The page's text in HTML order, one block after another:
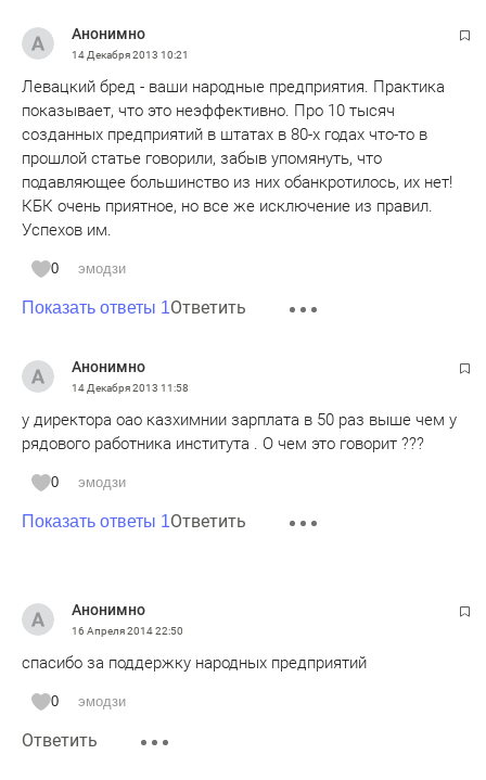
Анонимно
14 Декабря 2013 10:21
Левацкий бред - ваши народные предприятия. Практика
показывает, что это неэффективно. Про 10 тысяч
созданных предприятий в штатах в 80-х годах что-то в
прошлой статье говорили, забыв упомянуть, что
подавляющее большинство из них обанкротилось, их нет!
КБК очень приятное, но все же исключение из правил.
Успехов им.
0 эмодзи
Показать ответы 1Ответить
Анонимно
14 Декабря 2013 11:58
у директора оао казхимнии зарплата в 50 раз выше чем у
рядового работника института . О чем это говорит ???
0 эмодзи
Показать ответы 1Ответить
Анонимно
16 Апреля 201422:50
спасибо за поддержку народных предприятий
0 эмодзи
Ответить